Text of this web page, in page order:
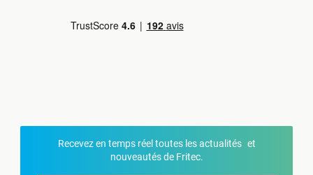
Recevez en temps réel toutes les actualités et
nouveautés de Fritec.